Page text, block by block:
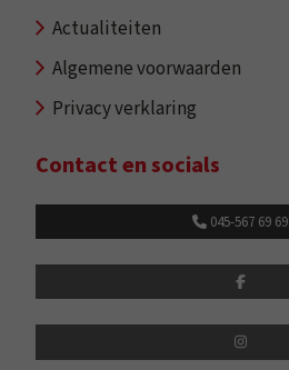
Actualiteiten
Algemene voorwaarden
Privacy verklaring
Contact en socials
045-567 69 69